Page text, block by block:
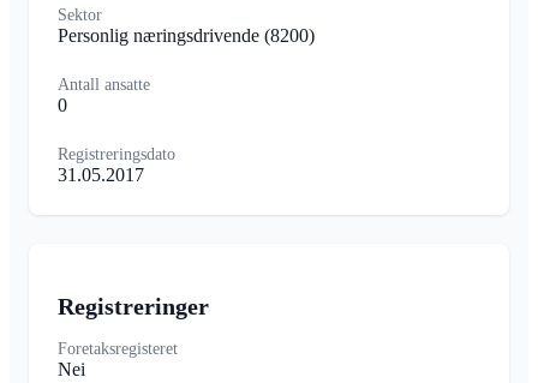
Sektor
Personlig næringsdrivende (8200)
Antall ansatte
0
Registreringsdato
31.05.2017
Registreringer
Foretaksregisteret
Nei